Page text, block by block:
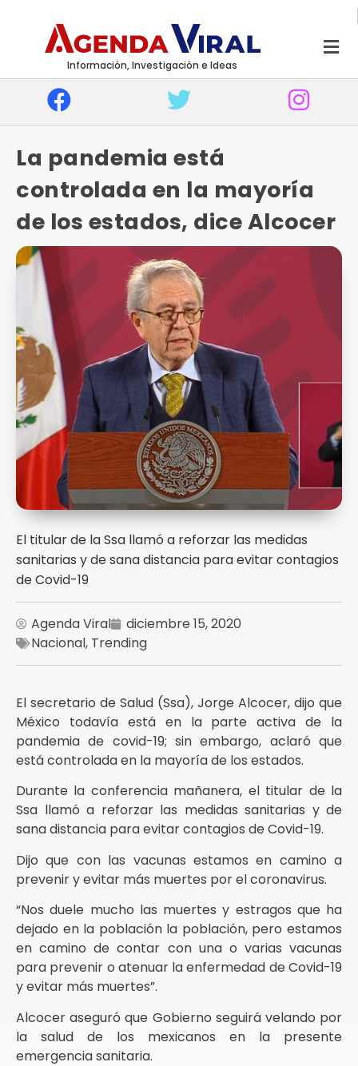
Información, Investigación e Ideas
La pandemia está
controlada en la mayoría
de los estados, dice Alcocer
El titular de la Ssa llamó a reforzar las medidas
sanitarias y de sana distancia para evitar contagios
de Covid-19
Agenda Viral
diciembre 15, 2020
Nacional, Trending
El secretario de Salud (Ssa), Jorge Alcocer, dijo que
México todavía está en la parte activa de la
pandemia de covid-19; sin embargo, aclaró que
está controlada en la mayoría de los estados.
Durante la conferencia mañanera, el titular de la
Ssa llamó a reforzar las medidas sanitarias y de
sana distancia para evitar contagios de Covid-19.
Dijo que con las vacunas estamos en camino a
prevenir y evitar más muertes por el coronavirus.
“Nos duele mucho las muertes y estragos que ha
dejado en la población la población, pero estamos
en camino de contar con una o varias vacunas
para prevenir o atenuar la enfermedad de Covid-19
y evitar más muertes”.
Alcocer aseguró que Gobierno seguirá velando por
la salud de los mexicanos en la presente
emergencia sanitaria.